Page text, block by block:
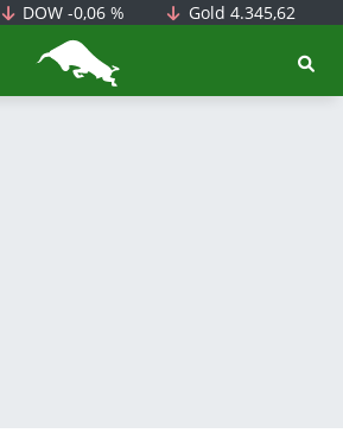
DOW-0,06 % Gold 4.345,62
BörsenNEWS.de